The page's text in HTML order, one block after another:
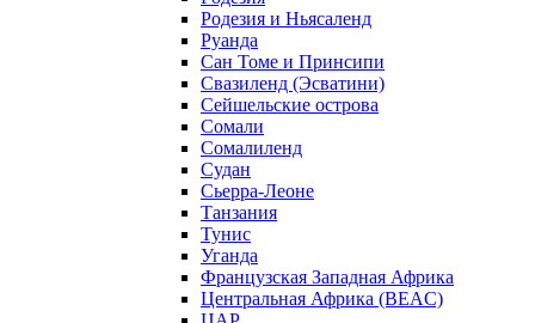
Родезия и Ньясаленд
Руанда
Сан Томе и Принсипи
Свазиленд (Эсватини)
Сейшельские острова
Сомали
Сомалиленд
Судан
Сьерра-Леоне
Танзания
Тунис
Уганда
Французская Западная Африка
Центральная Африка (BEAC)